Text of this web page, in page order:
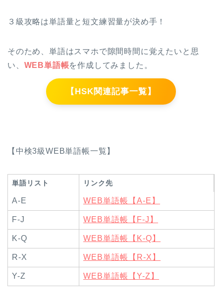
３級攻略は単語量と短文練習量が決め手！
そのため、単語はスマホで隙間時間に覚えたいと思
い、 WEB単語帳を作成してみました。
【HSK関連記事一覧】
【中検3級WEB単語帳一覧】
単語リスト リンク先
A-E WEB単語帳【A-E】
F-J WEB単語帳【F-J】
K-Q WEB単語帳【K-Q】
R-X WEB単語帳【R-X】
Y-Z WEB単語帳【Y-Z】